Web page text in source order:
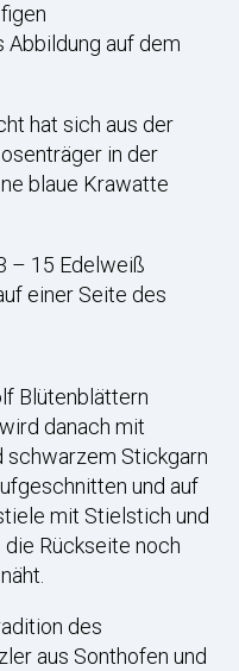
Abbildung auf dem
hat sich aus der
in der
blaue Krawatte
– 15 Edelweiß
einer Seite des
Blütenblättern
danach mit
schwarzem Stickgarn
und auf
mit Stielstich und
Rückseite noch
des
aus Sonthofen und